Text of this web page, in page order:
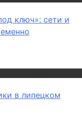
ключ»: сети и
в липецком